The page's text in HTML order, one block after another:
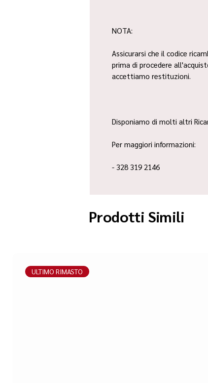
NOTA:
Assicurarsi che il codice
prima di procedere
accettiamo restituzioni.
Disponiamo di molti altri
Per maggiori informazioni:
- 328 319 2146
Prodotti Simili
ULTIMO RIMASTO